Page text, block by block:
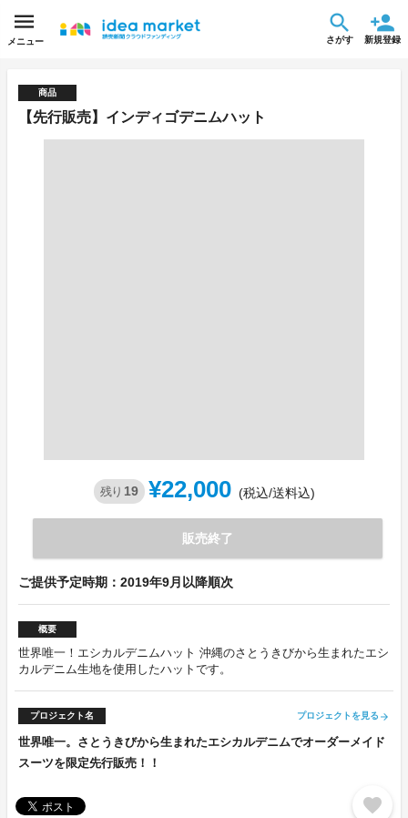
メニュー さがす 新規登録
商品
【先行販売】インディゴデニムハット
残り 19 ¥22,000 (税込/送料込)
販売終了
ご提供予定時期：2019年9月以降順次
概要
世界唯一！エシカルデニムハット 沖縄のさとうきびから生まれたエシ
カルデニム生地を使用したハットです。
プロジェクト名 プロジェクトを見る arrow_forward
世界唯一。さとうきびから生まれたエシカルデニムでオーダーメイド
スーツを限定先行販売！！
favorite